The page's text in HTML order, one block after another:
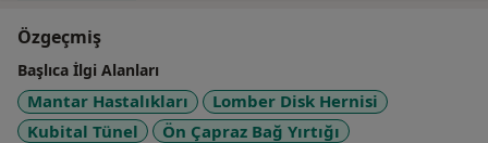
Özgeçmiş
Başlıca İlgi Alanları
Mantar Hastalıkları
Lomber Disk Hernisi
Kubital Tünel
Ön Çapraz Bağ Yırtığı